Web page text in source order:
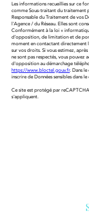
Les informations recueillies sur ce
comme Sous-traitant du traitement
Responsable du Traitement de vos
l'Agence / du Réseau. Elles sont
Conformément à la loi «
d’opposition, de limitation et de
moment en contactant directement
sur vos droits. Si vous estimez,
ne sont pas respectés, vous pouvez
d'opposition au démarchage
https://www.bloctel.gouv.fr. Dans
inscrire de Données sensibles dans
Ce site est protégé par
s'appliquent.